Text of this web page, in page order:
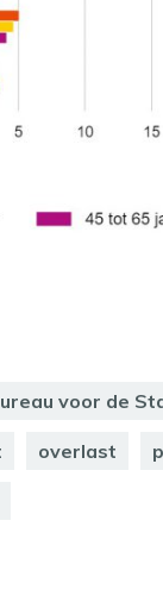
voor de
overlast